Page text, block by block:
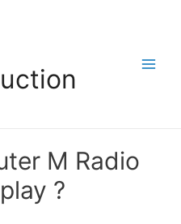
M Radio
?